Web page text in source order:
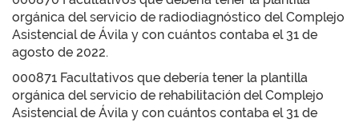
orgánica del servicio de radiodiagnóstico del Complejo
Asistencial de Ávila y con cuántos contaba el 31 de
agosto de 2022.
000871 Facultativos que debería tener la plantilla
orgánica del servicio de rehabilitación del Complejo
Asistencial de Ávila y con cuántos contaba el 31 de